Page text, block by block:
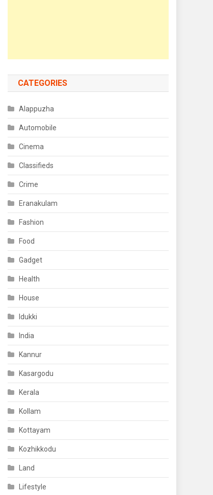
CATEGORIES
Alappuzha
Automobile
Cinema
Classifieds
Crime
Eranakulam
Fashion
Food
Gadget
Health
House
Idukki
India
Kannur
Kasargodu
Kerala
Kollam
Kottayam
Kozhikkodu
Land
Lifestyle